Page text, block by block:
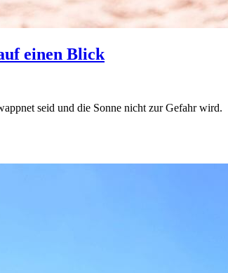
einen Blick
seid und die Sonne nicht zur Gefahr wird.